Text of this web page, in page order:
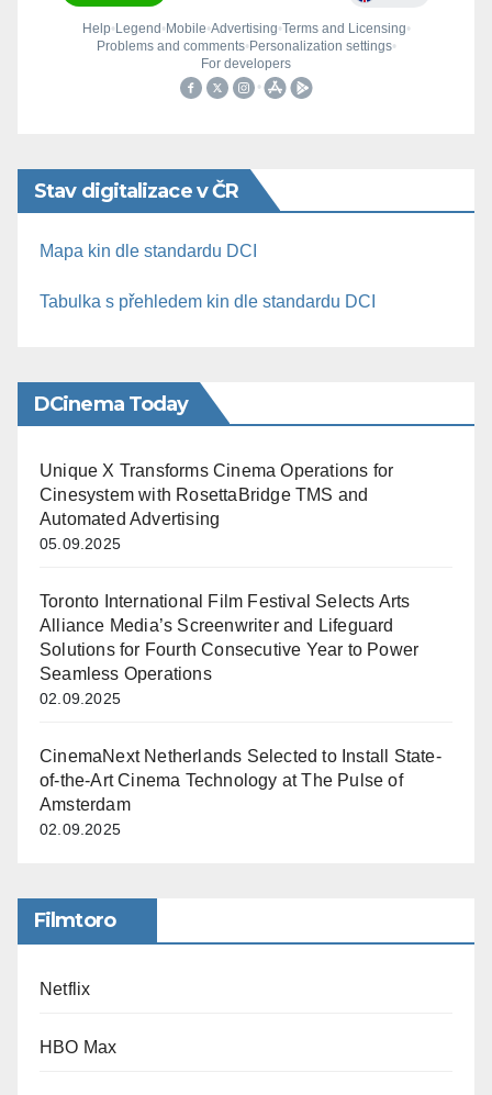
Stav digitalizace v ČR
Mapa kin dle standardu DCI
Tabulka s přehledem kin dle standardu DCI
DCinema Today
Unique X Transforms Cinema Operations for
Cinesystem with RosettaBridge TMS and
Automated Advertising
05.09.2025
Toronto International Film Festival Selects Arts
Alliance Media’s Screenwriter and Lifeguard
Solutions for Fourth Consecutive Year to Power
Seamless Operations
02.09.2025
CinemaNext Netherlands Selected to Install State-
of-the-Art Cinema Technology at The Pulse of
Amsterdam
02.09.2025
Filmtoro
Netflix
HBO Max